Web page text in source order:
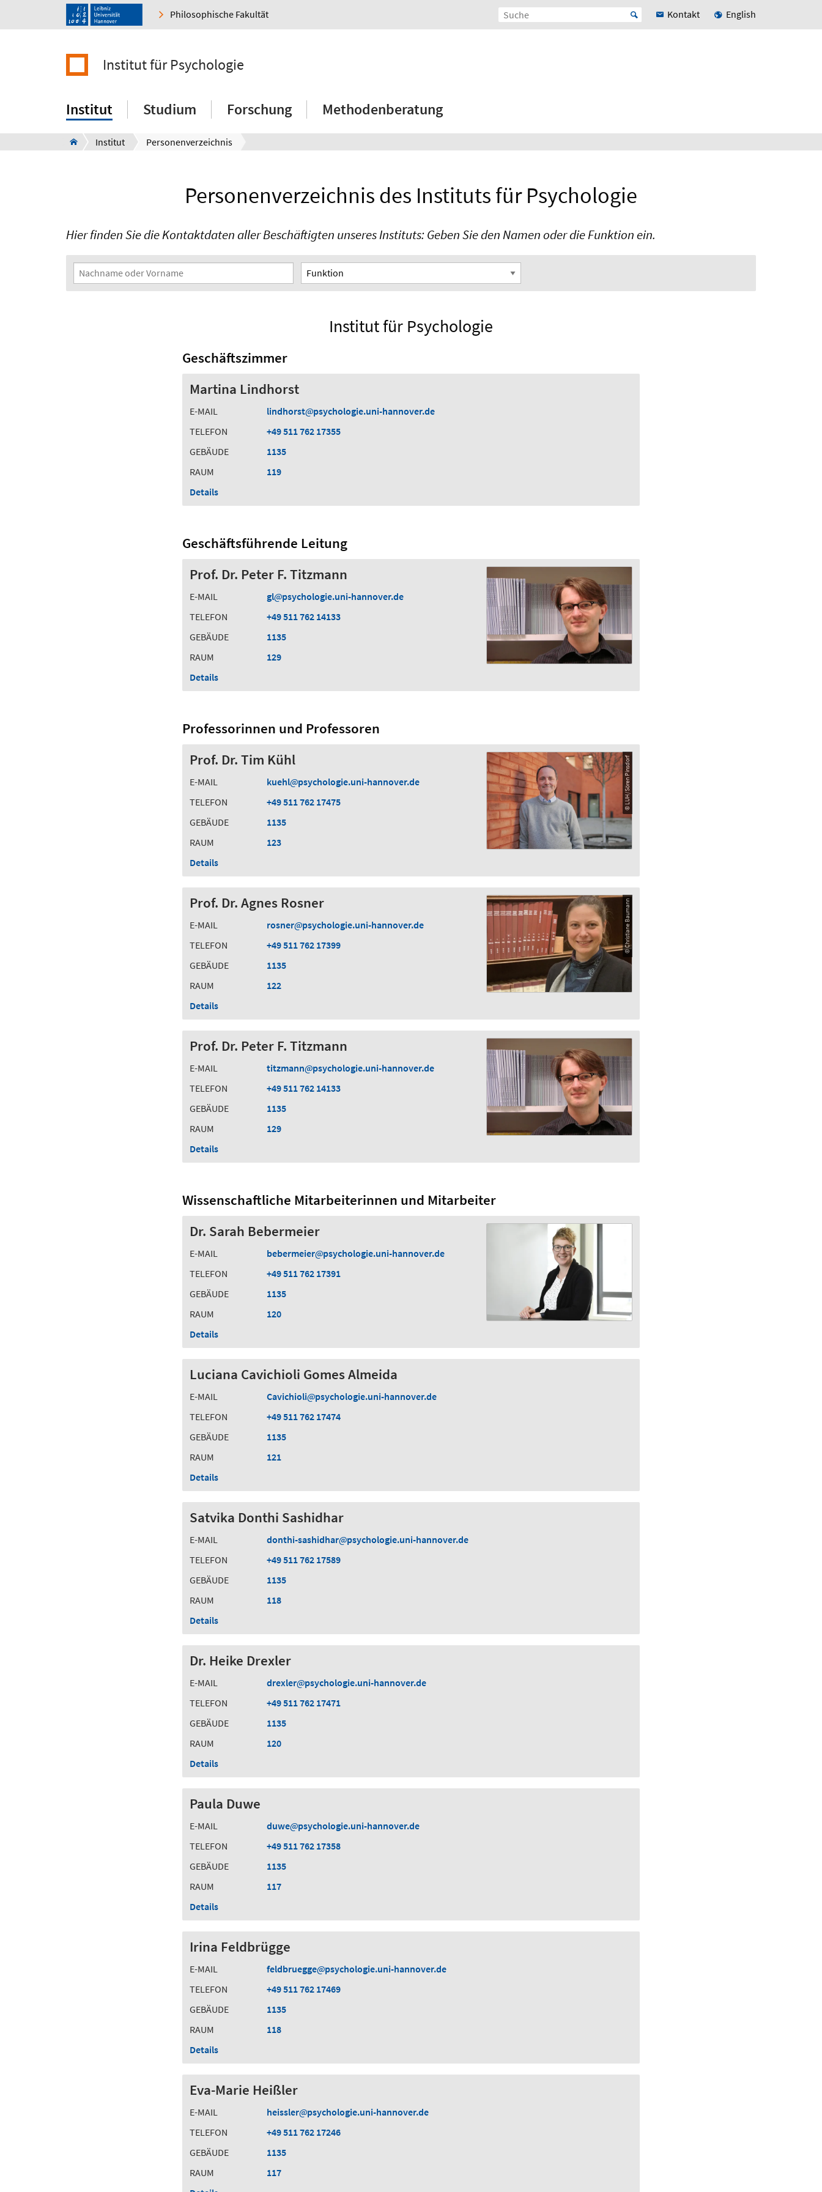
Philosophische Fakultät Kontakt English
Institut für Psychologie
Institut Studium Forschung Methodenberatung
Institut Personenverzeichnis
Personenverzeichnis des Instituts für Psychologie
Hier finden Sie die Kontaktdaten aller Beschäftigten unseres Instituts: Geben Sie den Namen oder die Funktion ein.
Suchfilter
Nachname oder Vorname Funktion
Institut für Psychologie
Geschäftszimmer
Martina Lindhorst
E-MAIL lindhorst
psychologie.uni-hannover.de
TELEFON
+49 511 762 17355
GEBÄUDE
1135
RAUM
119
Details
Geschäftsführende Leitung
Prof. Dr. Peter F. Titzmann
E-MAIL gl
psychologie.uni-hannover.de
TELEFON
+49 511 762 14133
GEBÄUDE
1135
RAUM
129
Details
Professorinnen und Professoren
Prof. Dr. Tim Kühl
E-MAIL kuehl
psychologie.uni-hannover.de
TELEFON
+49 511 762 17475
GEBÄUDE
1135
RAUM
123
Details
© LUH/Sören Pinsdorf
Prof. Dr. Agnes Rosner
E-MAIL rosner
psychologie.uni-hannover.de
TELEFON
+49 511 762 17399
GEBÄUDE
1135
RAUM
122
Details
© Christiane Baumann
Prof. Dr. Peter F. Titzmann
E-MAIL titzmann
psychologie.uni-hannover.de
TELEFON
+49 511 762 14133
GEBÄUDE
1135
RAUM
129
Details
Wissenschaftliche Mitarbeiterinnen und Mitarbeiter
Dr. Sarah Bebermeier
E-MAIL bebermeier
psychologie.uni-hannover.de
TELEFON
+49 511 762 17391
GEBÄUDE
1135
RAUM
120
Details
Luciana Cavichioli Gomes Almeida
E-MAIL Cavichioli
psychologie.uni-hannover.de
TELEFON
+49 511 762 17474
GEBÄUDE
1135
RAUM
121
Details
Satvika Donthi Sashidhar
E-MAIL donthi-sashidhar
psychologie.uni-hannover.de
TELEFON
+49 511 762 17589
GEBÄUDE
1135
RAUM
118
Details
Dr. Heike Drexler
E-MAIL drexler
psychologie.uni-hannover.de
TELEFON
+49 511 762 17471
GEBÄUDE
1135
RAUM
120
Details
Paula Duwe
E-MAIL duwe
psychologie.uni-hannover.de
TELEFON
+49 511 762 17358
GEBÄUDE
1135
RAUM
117
Details
Irina Feldbrügge
E-MAIL feldbruegge
psychologie.uni-hannover.de
TELEFON
+49 511 762 17469
GEBÄUDE
1135
RAUM
118
Details
Eva-Marie Heißler
E-MAIL heissler
psychologie.uni-hannover.de
TELEFON
+49 511 762 17246
GEBÄUDE
1135
RAUM
117